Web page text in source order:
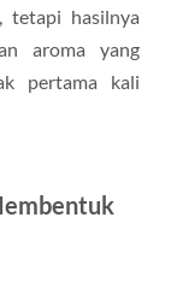
tetapi hasilnya
aroma yang
pertama kali